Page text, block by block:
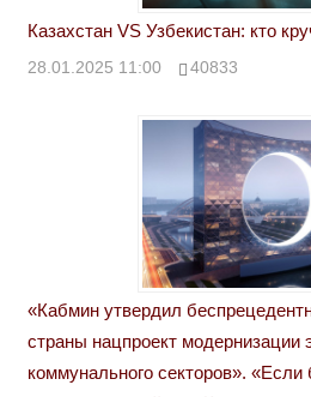
Казахстан VS Узбекистан: кто
28.01.2025 11:00 40833
«Кабмин утвердил
страны нацпроект модернизации
коммунального секторов».